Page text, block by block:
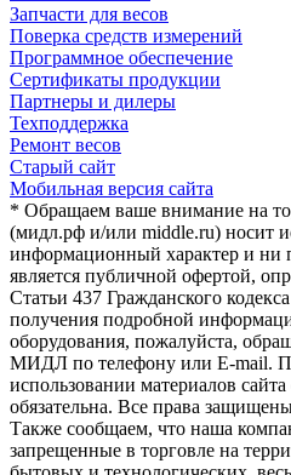
Запчасти для весов
Поверка средств измерений
Программное обеспечение
Сертификаты продукции
Партнеры и дилеры
Техподдержка
Ремонт весов
Старый сайт
Мобильная версия сайта
* Обращаем ваше внимание на
(мидл.рф и/или middle.ru) носит
информационный характер и ни
является публичной офертой,
Статьи 437 Гражданского
получения подробной
оборудования, пожалуйста,
МИДЛ по телефону или E-mail.
использовании материалов
обязательна. Все права
Также сообщаем, что наша
запрещенные в торговле на